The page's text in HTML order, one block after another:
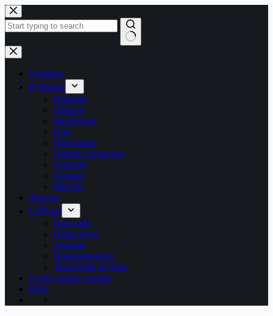
Перейти
до
вмісту
Немає
результатів
Головна
Рубрики
Новини
Обзори
Інструкції
Ігри
Програми
Робоче оточення
Android
Сервер
Железо
Форум
LTB.net
Про сайт
Наші друзі
Автори
Пожертвувати
Зворотній зв’язок
Статті користувачів
Вхід